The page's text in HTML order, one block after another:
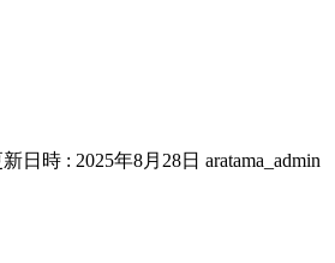
日時 : 2025年8月28日 aratama_admin